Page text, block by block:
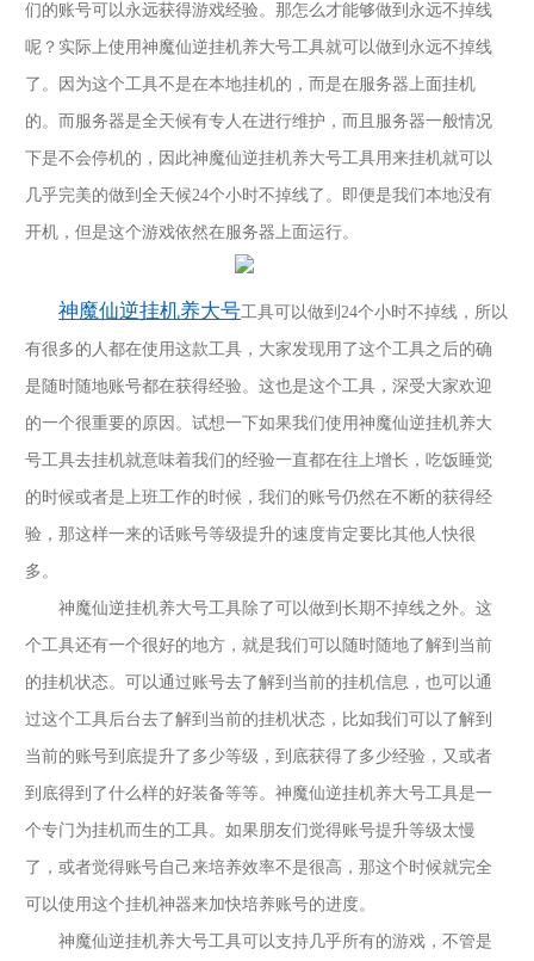
们的账号可以永远获得游戏经验。那怎么才能够做到永远不掉线
呢？实际上使用神魔仙逆挂机养大号工具就可以做到永远不掉线
了。因为这个工具不是在本地挂机的，而是在服务器上面挂机
的。而服务器是全天候有专人在进行维护，而且服务器一般情况
下是不会停机的，因此神魔仙逆挂机养大号工具用来挂机就可以
几乎完美的做到全天候24个小时不掉线了。即便是我们本地没有
开机，但是这个游戏依然在服务器上面运行。
神魔仙逆挂机养大号工具可以做到 24个小时不掉线，所以
有很多的人都在使用这款工具，大家发现用了这个工具之后的确
是随时随地账号都在获得经验。这也是这个工具，深受大家欢迎
的一个很重要的原因。试想一下如果我们使用神魔仙逆挂机养大
号工具去挂机就意味着我们的经验一直都在往上增长，吃饭睡觉
的时候或者是上班工作的时候，我们的账号仍然在不断的获得经
验，那这样一来的话账号等级提升的速度肯定要比其他人快很
多。
神魔仙逆挂机养大号工具除了可以做到长期不掉线之外。这
个工具还有一个很好的地方，就是我们可以随时随地了解到当前
的挂机状态。可以通过账号去了解到当前的挂机信息，也可以通
过这个工具后台去了解到当前的挂机状态，比如我们可以了解到
当前的账号到底提升了多少等级，到底获得了多少经验，又或者
到底得到了什么样的好装备等等。神魔仙逆挂机养大号工具是一
个专门为挂机而生的工具。如果朋友们觉得账号提升等级太慢
了，或者觉得账号自己来培养效率不是很高，那这个时候就完全
可以使用这个挂机神器来加快培养账号的进度。
神魔仙逆挂机养大号工具可以支持几乎所有的游戏，不管是